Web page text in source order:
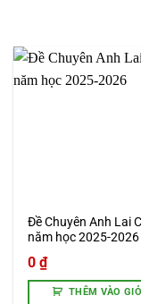
Đề Chuyên Anh Lai
năm học 2025-2026
0₫
THÊM VÀO GIỎ